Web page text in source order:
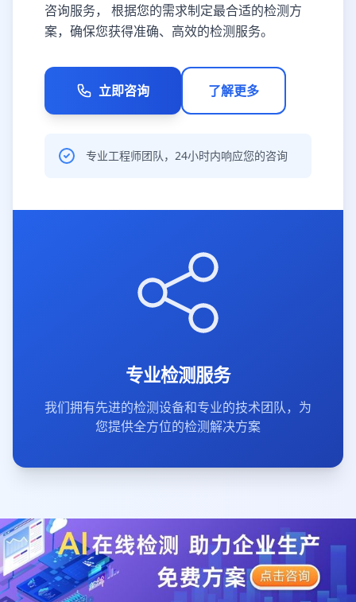
咨询服务， 根据您的需求制定最合适的检测方
案，确保您获得准确、高效的检测服务。
立即咨询 了解更多
专业工程师团队，24小时内响应您的咨询
专业检测服务
我们拥有先进的检测设备和专业的技术团队，为
您提供全方位的检测解决方案